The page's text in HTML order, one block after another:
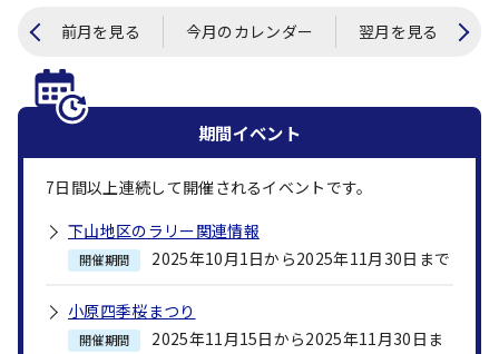
前月を見る 今月のカレンダー 翌月を見る
期間イベント
7日間以上連続して開催されるイベントです。
下山地区のラリー関連情報
開催期間 2025年10月1日から2025年11月30日まで
小原四季桜まつり
開催期間
2025年11月15日から2025年11月30日ま